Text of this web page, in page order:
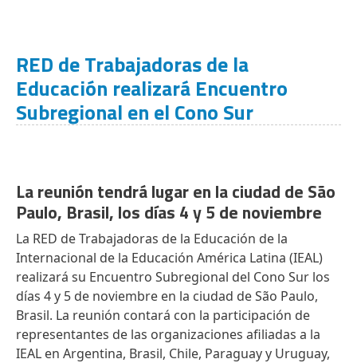
RED de Trabajadoras de la
Educación realizará Encuentro
Subregional en el Cono Sur
La reunión tendrá lugar en la ciudad de São
Paulo, Brasil, los días 4 y 5 de noviembre
La RED de Trabajadoras de la Educación de la
Internacional de la Educación América Latina (IEAL)
realizará su Encuentro Subregional del Cono Sur los
días 4 y 5 de noviembre en la ciudad de São Paulo,
Brasil. La reunión contará con la participación de
representantes de las organizaciones afiliadas a la
IEAL en Argentina, Brasil, Chile, Paraguay y Uruguay,